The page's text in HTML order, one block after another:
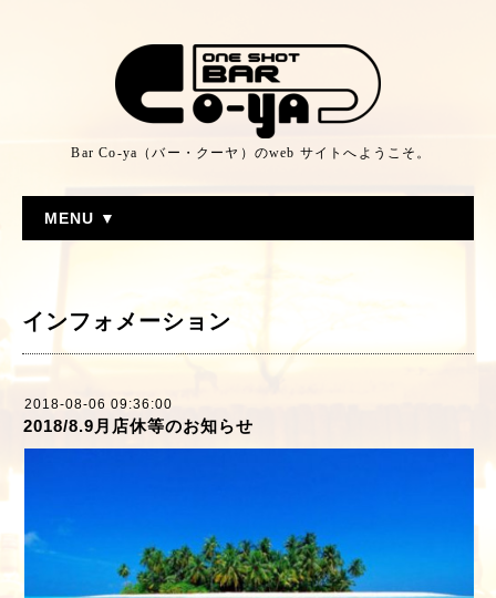
Bar Co-ya（バー・クーヤ）のweb サイトへようこそ。
MENU ▼
インフォメーション
2018-08-06 09:36:00
2018/8.9月店休等のお知らせ